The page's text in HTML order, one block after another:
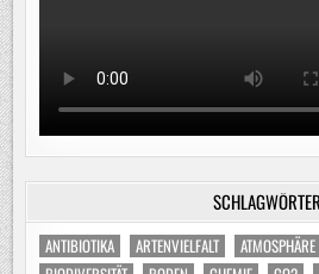
SCHLAGWÖRTER
ANTIBIOTIKA ARTENVIELFALT ATMOSPHÄRE